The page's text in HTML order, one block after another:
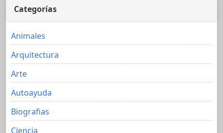
Categorías
Animales
Arquitectura
Arte
Autoayuda
Biografias
Ciencia